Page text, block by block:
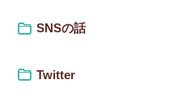
SNSの話
Twitter